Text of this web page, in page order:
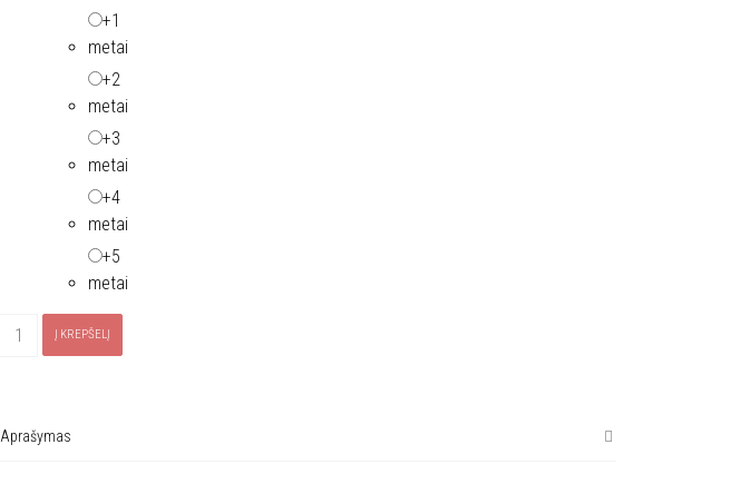
+1
metai
+2
metai
+3
metai
+4
metai
+5
metai
produkto
ICBb
Į KREPŠELĮ
Aprašymas